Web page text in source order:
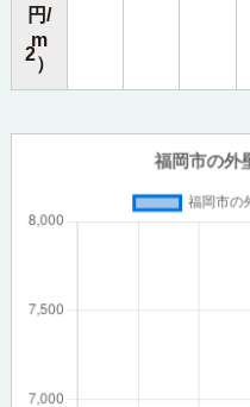
円/
m
2）